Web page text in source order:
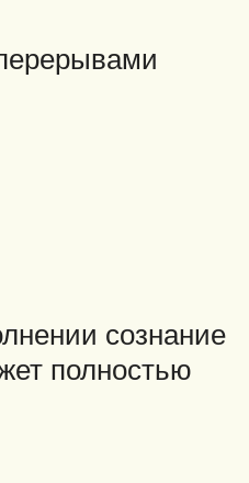
сознание
полностью